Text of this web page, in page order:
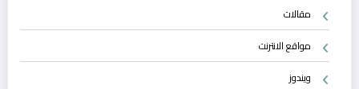
مقالات
مواقع الانترنت
ويندوز